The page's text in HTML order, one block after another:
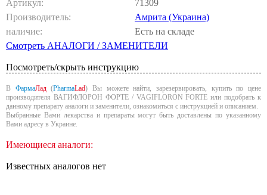
Артикул:
71309
Производитель:
Амрита (Украина)
наличие:
Есть на складе
Смотреть АНАЛОГИ / ЗАМЕНИТЕЛИ
Посмотреть/скрыть инструкцию
В ФармаЛад(PharmaLad) Вы можете найти, зарезервировать, купить по цене
производителя ВАГИФЛОРОН ФОРТЕ / VAGIFLORON FORTE или подобрать к
данному препарату аналоги и заменители, ознакомиться с инструкцией и описанием.
Выбранные Вами лекарства и препараты могут быть доставлены по указанному
Вами адресу в Украине.
Имеющиеся аналоги:
Известных аналогов нет